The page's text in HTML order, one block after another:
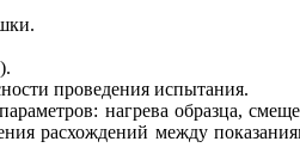
проведения испытания.
нагрева образца,
расхождений между